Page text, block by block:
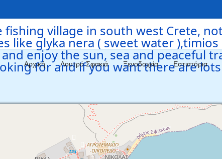
Αρχική Λουτρό Σφακιά Ξενοδοχεία Εστιατόρια